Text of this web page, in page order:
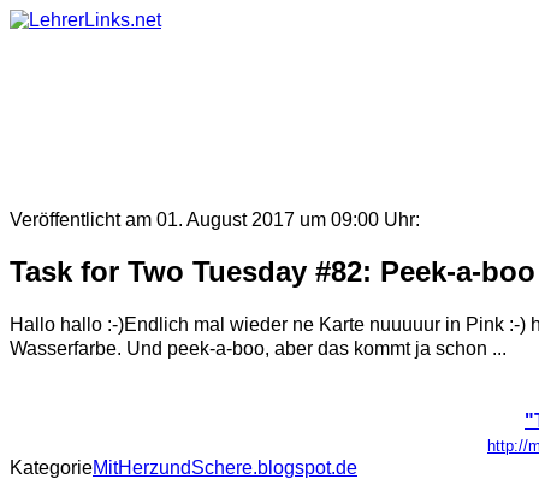
Skip
Veröffentlicht am 01. August 2017 um 09:00 Uhr:
Task for Two Tuesday #82: Peek-a-
Hallo hallo :-)Endlich mal wieder ne Karte nuuuuur in Pink :-
Wasserfarbe. Und peek-a-boo, aber das kommt ja schon ...
http://
KategorieMitHerzundSchere.blogspot.de